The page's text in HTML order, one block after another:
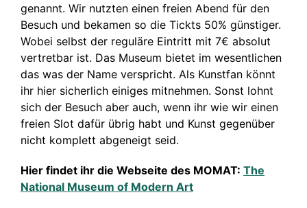
genannt. Wir nutzten einen freien Abend für den
Besuch und bekamen so die Tickts 50% günstiger.
Wobei selbst der reguläre Eintritt mit 7€ absolut
vertretbar ist. Das Museum bietet im wesentlichen
das was der Name verspricht. Als Kunstfan könnt
ihr hier sicherlich einiges mitnehmen. Sonst lohnt
sich der Besuch aber auch, wenn ihr wie wir einen
freien Slot dafür übrig habt und Kunst gegenüber
nicht komplett abgeneigt seid.
Hier findet ihr die Webseite des MOMAT: The
National Museum of Modern Art